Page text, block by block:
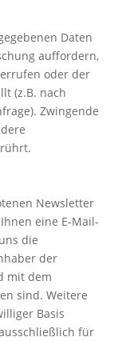
Daten
auffordern,
oder der
(z.B. nach
Zwingende
Newsletter
eine E-Mail-
die
der
mit dem
sind. Weitere
Basis
für